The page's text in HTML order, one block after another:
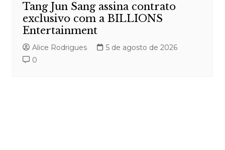
Tang Jun Sang assina contrato
exclusivo com a BILLIONS
Entertainment
Alice Rodrigues
5 de agosto de 2026
0